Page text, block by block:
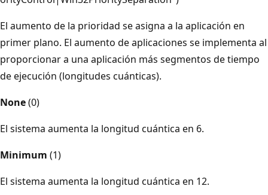
El aumento de la prioridad se asigna a la aplicación en
primer plano. El aumento de aplicaciones se implementa al
proporcionar a una aplicación más segmentos de tiempo
de ejecución (longitudes cuánticas).
None(0)
El sistema aumenta la longitud cuántica en 6.
Minimum (1)
El sistema aumenta la longitud cuántica en 12.